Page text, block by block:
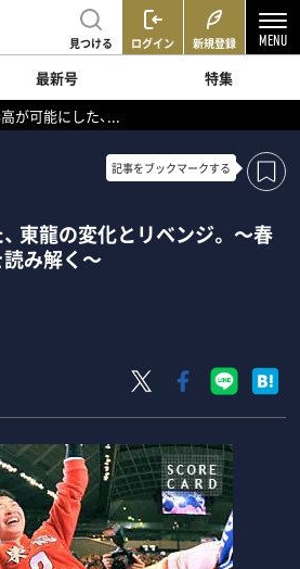
見つける ログイン 新規登録
最新号
特集
が可能にした、...
記事をブックマークする
東龍の変化とリベンジ。 ～春
み解く～